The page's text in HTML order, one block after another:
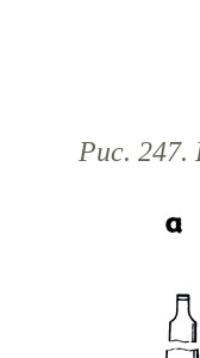
Рис. 247.